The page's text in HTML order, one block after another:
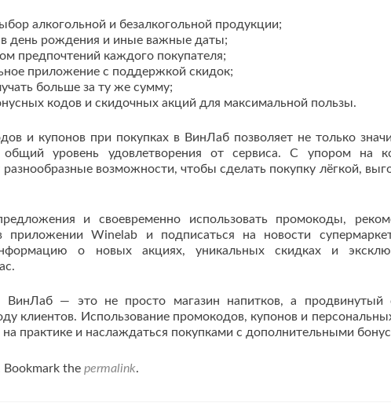
алкогольной и безалкогольной продукции;
день рождения и иные важные даты;
предпочтений каждого покупателя;
приложение с поддержкой скидок;
больше за ту же сумму;
кодов и скидочных акций для максимальной пользы.
и купонов при покупках в ВинЛаб позволяет не только
уровень удовлетворения от сервиса. С упором на
разнообразные возможности, чтобы сделать покупку лёгкой,
и своевременно использовать промокоды,
приложении Winelab и подписаться на новости
о новых акциях, уникальных скидках и
ВинЛаб — это не просто магазин напитков, а продвинутый
клиентов. Использование промокодов, купонов и
практике и наслаждаться покупками с дополнительными
Bookmark the permalink.